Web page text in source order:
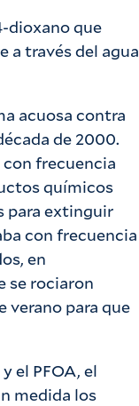
dioxano que
a través del agua
acuosa contra
de 2000.
frecuencia
químicos
para extinguir
con frecuencia
en
se rociaron
verano para que
el PFOA, el
medida los